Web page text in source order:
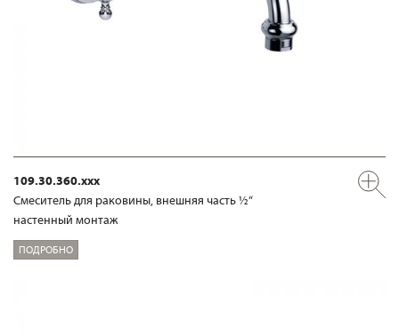
109.30.360.xxx
Смеситель для раковины, внешняя часть ½“
настенный монтаж
ПОДРОБНО